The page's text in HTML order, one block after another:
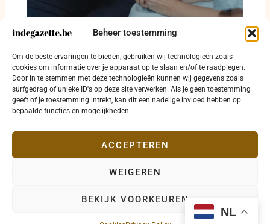
Beheer toestemming
Om de beste ervaringen te bieden, gebruiken wij technologieën zoals
cookies om informatie over je apparaat op te slaan en/of te raadplegen.
Door in te stemmen met deze technologieën kunnen wij gegevens zoals
surfgedrag of unieke ID's op deze site verwerken. Als je geen toestemming
geeft of je toestemming intrekt, kan dit een nadelige invloed hebben op
bepaalde functies en mogelijkheden.
ACCEPTEREN
WEIGEREN
BEKIJK VOORKEUREN
Oostende betaalt huur om huisarts naar
Zandvoorde te halen
3 augustus 2026
Copyright © 2026 indegazette.be |Privacy
NL